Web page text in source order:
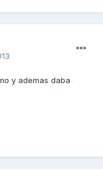
y ademas daba